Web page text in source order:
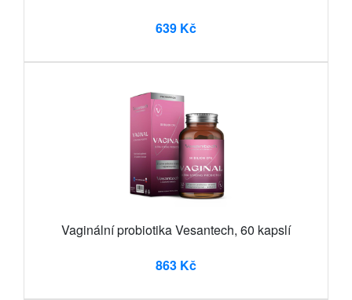
639 Kč
Vaginální probiotika Vesantech, 60 kapslí
863 Kč